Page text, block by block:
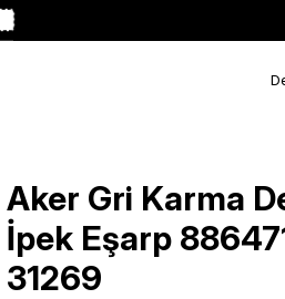
Aker Gri Karma
İpek Eşarp
31269